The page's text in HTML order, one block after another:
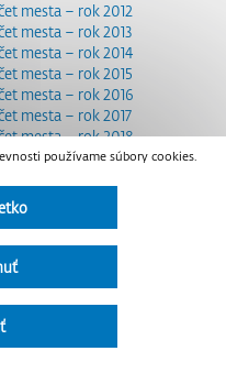
mesta – rok 2012
mesta – rok 2013
mesta – rok 2014
mesta – rok 2015
mesta – rok 2016
mesta – rok 2017
mesta – rok 2018
mesta – rok 2019
mesta – rok 2021
mesta – rok 2022
mesta – rok 2024
mesta – rok 2026
používame súbory cookies.